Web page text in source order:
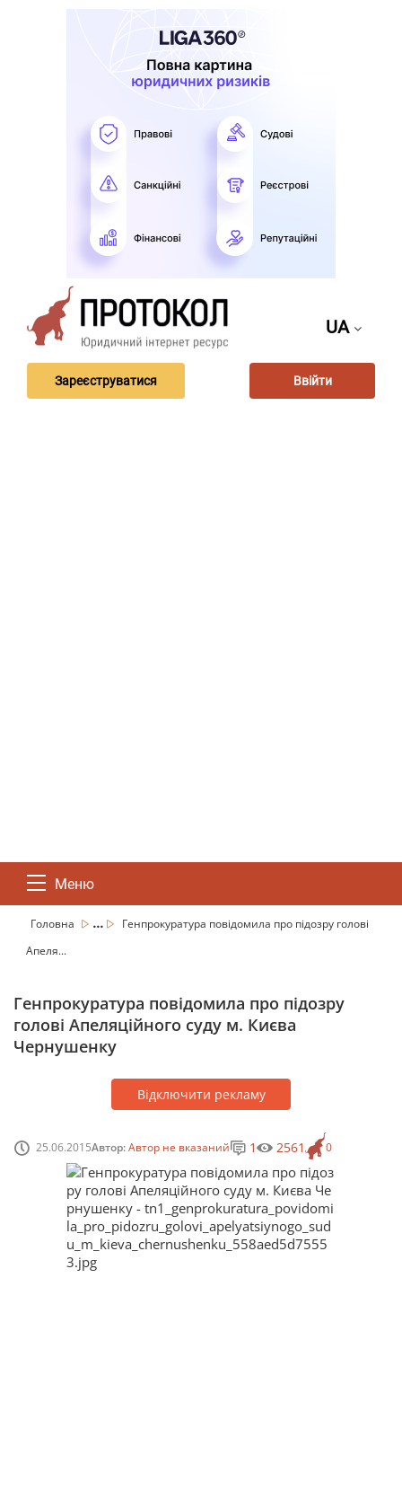
UA
Зареєструватися Ввійти
Меню
Головна ...
Генпрокуратура повідомила про підозру голові
Апеля...
Генпрокуратура повідомила про підозру
голові Апеляційного суду м. Києва
Чернушенку
Відключити рекламу
25.06.2015Автор:Автор не вказаний 0
1 2561